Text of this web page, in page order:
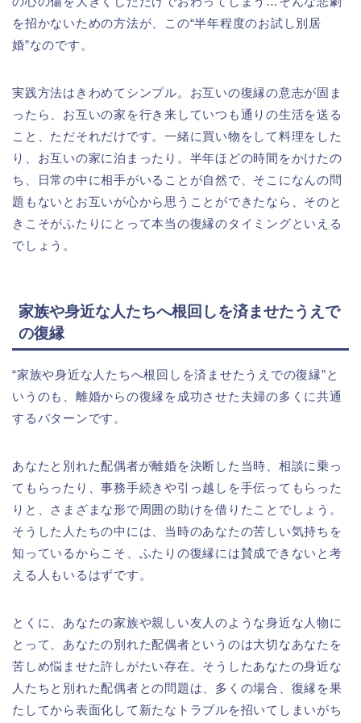
を招かないための方法が、この“半年程度のお試し別居
婚”なのです。
実践方法はきわめてシンプル。お互いの復縁の意志が固ま
ったら、お互いの家を行き来していつも通りの生活を送る
こと、ただそれだけです。一緒に買い物をして料理をした
り、お互いの家に泊まったり。半年ほどの時間をかけたの
ち、日常の中に相手がいることが自然で、そこになんの問
題もないとお互いが心から思うことができたなら、そのと
きこそがふたりにとって本当の復縁のタイミングといえる
でしょう。
家族や身近な人たちへ根回しを済ませたうえで
の復縁
“家族や身近な人たちへ根回しを済ませたうえでの復縁”と
いうのも、離婚からの復縁を成功させた夫婦の多くに共通
するパターンです。
あなたと別れた配偶者が離婚を決断した当時、相談に乗っ
てもらったり、事務手続きや引っ越しを手伝ってもらった
りと、さまざまな形で周囲の助けを借りたことでしょう。
そうした人たちの中には、当時のあなたの苦しい気持ちを
知っているからこそ、ふたりの復縁には賛成できないと考
える人もいるはずです。
とくに、あなたの家族や親しい友人のような身近な人物に
とって、あなたの別れた配偶者というのは大切なあなたを
苦しめ悩ませた許しがたい存在。そうしたあなたの身近な
人たちと別れた配偶者との問題は、多くの場合、復縁を果
たしてから表面化して新たなトラブルを招いてしまいがち